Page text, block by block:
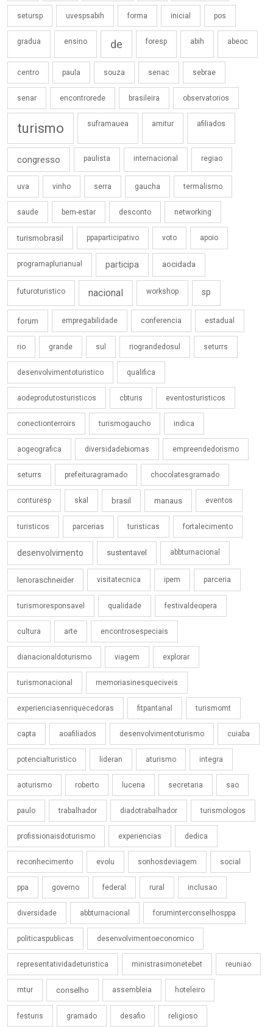
setursp uvespsabih forma inicial pos
gradua ensino de foresp abih abeoc
centro paula souza senac sebrae
senar encontrorede brasileira observatorios
turismo suframauea amitur afiliados
congresso paulista internacional regiao
uva vinho serra gaucha termalismo
saude bem-estar desconto networking
turismobrasil ppaparticipativo voto apoio
programaplurianual participa aocidada
futuroturistico nacional workshop sp
forum empregabilidade conferencia estadual
rio grande sul riograndedosul seturrs
desenvolvimentoturistico qualifica
aodeprodutosturisticos cbturis eventosturisticos
conectionterroirs turismogaucho indica
aogeografica diversidadebiomas empreendedorismo
seturrs prefeituragramado chocolatesgramado
conturesp skal brasil manaus eventos
turisticos parcerias turisticas fortalecimento
desenvolvimento sustentavel abbturnacional
lenoraschneider visitatecnica ipem parceria
turismoresponsavel qualidade festivaldeopera
cultura arte encontrosespeciais
dianacionaldoturismo viagem explorar
turismonacional memoriasinesqueciveis
experienciasenriquecedoras fitpantanal turismomt
capta aoafiliados desenvolvimentoturismo cuiaba
potencialturistico lideran aturismo integra
aoturismo roberto lucena secretaria sao
paulo trabalhador diadotrabalhador turismologos
profissionaisdoturismo experiencias dedica
reconhecimento evolu sonhosdeviagem social
ppa governo federal rural inclusao
diversidade abbturnacional foruminterconselhosppa
politicaspublicas desenvolvimentoeconomico
representatividadeturistica ministrasimonetebet reuniao
mtur conselho assembleia hoteleiro
festuris gramado desafio religioso